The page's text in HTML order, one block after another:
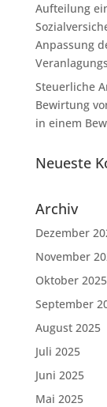
Aufteilung
Anpassung
Steuerliche
Bewirtung
in einem
Neueste
Archiv
Dezember
November
Oktober 2025
September
August 2025
Juli 2025
Juni 2025
Mai 2025